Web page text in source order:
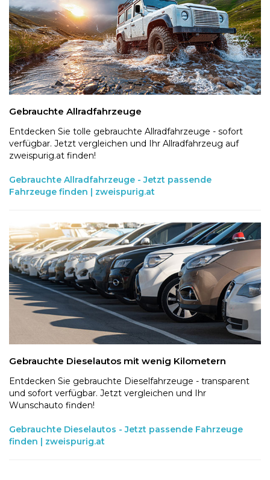
Gebrauchte Allradfahrzeuge
Entdecken Sie tolle gebrauchte Allradfahrzeuge - sofort
verfügbar. Jetzt vergleichen und Ihr Allradfahrzeug auf
zweispurig.at finden!
Gebrauchte Allradfahrzeuge - Jetzt passende
Fahrzeuge finden | zweispurig.at
Gebrauchte Dieselautos mit wenig Kilometern
Entdecken Sie gebrauchte Dieselfahrzeuge - transparent
und sofort verfügbar. Jetzt vergleichen und Ihr
Wunschauto finden!
Gebrauchte Dieselautos - Jetzt passende Fahrzeuge
finden | zweispurig.at